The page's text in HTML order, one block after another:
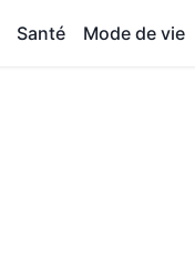
Santé Mode de vie